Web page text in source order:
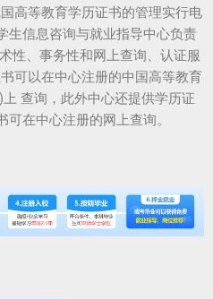
高等教育学历证书的管理实行电
生信息咨询与就业指导中心负责
性、事务性和网上查询、认证服
可以在中心注册的中国高等教育
查询，此外中心还提供学历证
在中心注册的网上查询。